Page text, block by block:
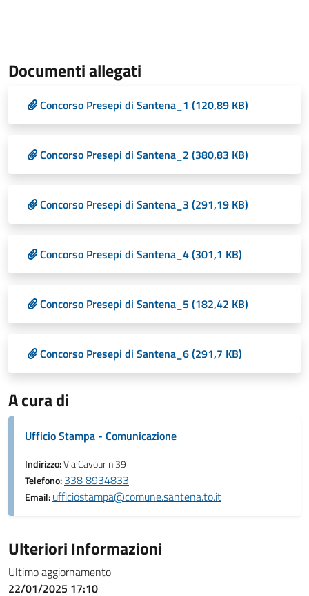
Documenti allegati
Concorso Presepi di Santena_1 (120,89 KB)
Concorso Presepi di Santena_2 (380,83 KB)
Concorso Presepi di Santena_3 (291,19 KB)
Concorso Presepi di Santena_4 (301,1 KB)
Concorso Presepi di Santena_5 (182,42 KB)
Concorso Presepi di Santena_6 (291,7 KB)
A cura di
Ufficio Stampa - Comunicazione
Indirizzo:Via Cavour n.39
Telefono:338 8934833
Email:ufficiostampa@comune.santena.to.it
Ulteriori Informazioni
Ultimo aggiornamento
22/01/2025 17:10